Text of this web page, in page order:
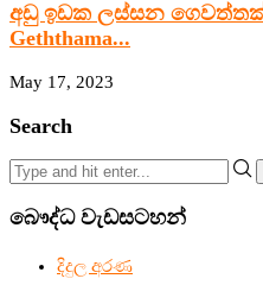
අඩු ඉඩක ලස්සන ගෙවත්තක්
Geththama...
May 17, 2023
Search
බෞද්ධ වැඩසටහන්
දිදුල අරණ